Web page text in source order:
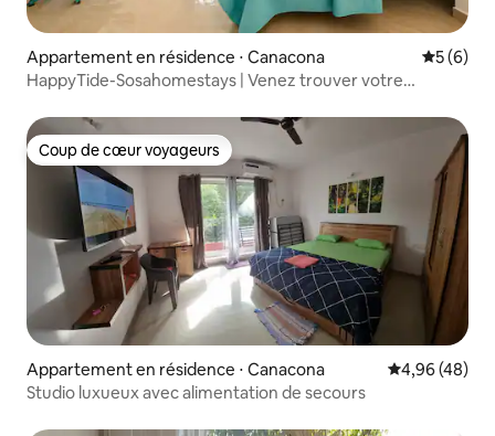
Appartement en résidence ⋅ Canacona
5 (6)
HappyTide-Sosahomestays | Venez trouver votre
Coup de cœur voyageurs
Coup de cœur voyageurs
Appartement en résidence ⋅ Canacona Évaluation
4,96 (48)
Studio luxueux avec alimentation de secours